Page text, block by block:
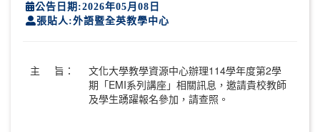
公告日期:2026年05月08日
張貼人:外語暨全英教學中心
主 旨：
文化大學教學資源中心辦理114學年度第2學
期「EMI系列講座」相關訊息，邀請貴校教師
及學生踴躍報名參加，請查照。